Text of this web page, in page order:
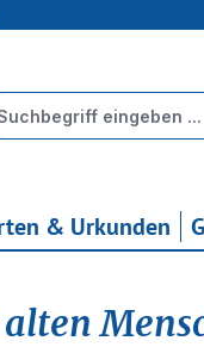
& Urkunden